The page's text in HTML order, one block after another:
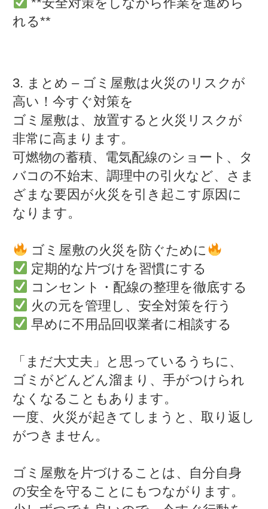
れる**
3. まとめ – ゴミ屋敷は火災のリスクが
高い！今すぐ対策を
ゴミ屋敷は、放置すると火災リスクが
非常に高まります。
可燃物の蓄積、電気配線のショート、タ
バコの不始末、調理中の引火など、さま
ざまな要因が火災を引き起こす原因に
なります。
ゴミ屋敷の火災を防ぐために
定期的な片づけを習慣にする
コンセント・配線の整理を徹底する
火の元を管理し、安全対策を行う
早めに不用品回収業者に相談する
「まだ大丈夫」と思っているうちに、
ゴミがどんどん溜まり、手がつけられ
なくなることもあります。
一度、火災が起きてしまうと、取り返し
がつきません。
ゴミ屋敷を片づけることは、自分自身
の安全を守ることにもつながります。